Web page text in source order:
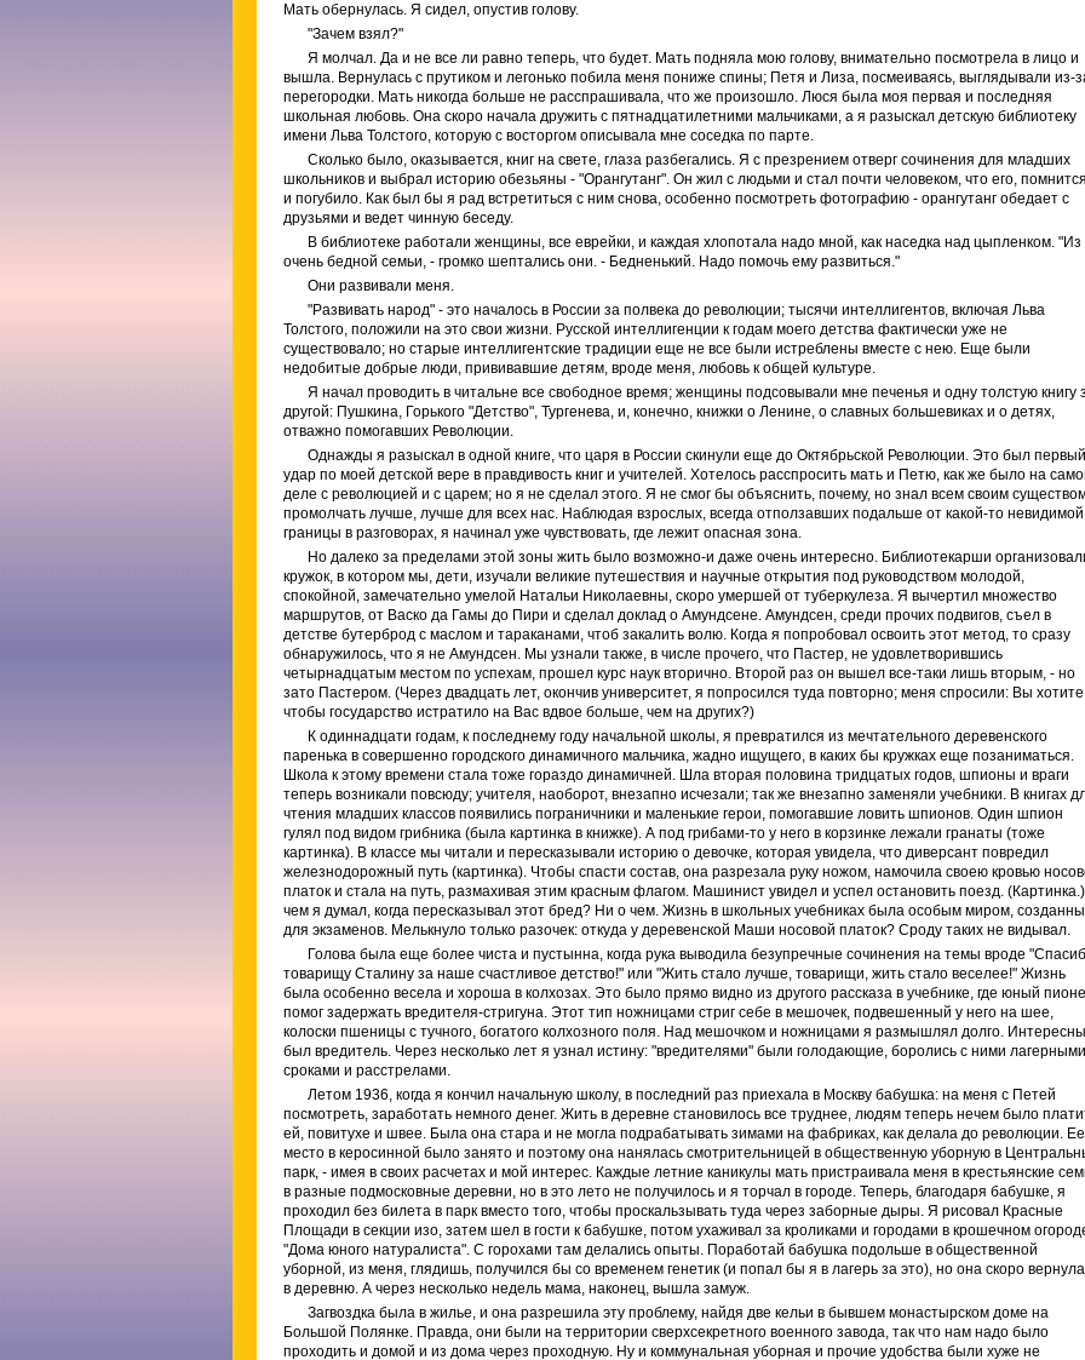
Мать обернулась. Я сидел, опустив голову.
"Зачем взял?"
Я молчал. Да и не все ли равно теперь, что будет. Мать подняла мою голову, внимательно посмотрела в лицо и
вышла. Вернулась с прутиком и легонько побила меня пониже спины; Петя и Лиза, посмеиваясь, выглядывали из-
перегородки. Мать никогда больше не расспрашивала, что же произошло. Люся была моя первая и последняя
школьная любовь. Она скоро начала дружить с пятнадцатилетними мальчиками, а я разыскал детскую библиотеку
имени Льва Толстого, которую с восторгом описывала мне соседка по парте.
Сколько было, оказывается, книг на свете, глаза разбегались. Я с презрением отверг сочинения для младших
школьников и выбрал историю обезьяны - "Орангутанг". Он жил с людьми и стал почти человеком, что его,
и погубило. Как был бы я рад встретиться с ним снова, особенно посмотреть фотографию - орангутанг обедает с
друзьями и ведет чинную беседу.
В библиотеке работали женщины, все еврейки, и каждая хлопотала надо мной, как наседка над цыпленком. "Из
очень бедной семьи, - громко шептались они. - Бедненький. Надо помочь ему развиться."
Они развивали меня.
"Развивать народ" - это началось в России за полвека до революции; тысячи интеллигентов, включая Льва
Толстого, положили на это свои жизни. Русской интеллигенции к годам моего детства фактически уже не
существовало; но старые интеллигентские традиции еще не все были истреблены вместе с нею. Еще были
недобитые добрые люди, прививавшие детям, вроде меня, любовь к общей культуре.
Я начал проводить в читальне все свободное время; женщины подсовывали мне печенья и одну толстую книгу
другой: Пушкина, Горького "Детство", Тургенева, и, конечно, книжки о Ленине, о славных большевиках и о детях,
отважно помогавших Революции.
Однажды я разыскал в одной книге, что царя в России скинули еще до Октябрьской Революции. Это был первый
удар по моей детской вере в правдивость книг и учителей. Хотелось расспросить мать и Петю, как же было на
деле с революцией и с царем; но я не сделал этого. Я не смог бы объяснить, почему, но знал всем своим
промолчать лучше, лучше для всех нас. Наблюдая взрослых, всегда отползавших подальше от какой-то невидимой
границы в разговорах, я начинал уже чувствовать, где лежит опасная зона.
Но далеко за пределами этой зоны жить было возможно-и даже очень интересно. Библиотекарши
кружок, в котором мы, дети, изучали великие путешествия и научные открытия под руководством молодой,
спокойной, замечательно умелой Натальи Николаевны, скоро умершей от туберкулеза. Я вычертил множество
маршрутов, от Васко да Гамы до Пири и сделал доклад о Амундсене. Амундсен, среди прочих подвигов, съел в
детстве бутерброд с маслом и тараканами, чтоб закалить волю. Когда я попробовал освоить этот метод, то сразу
обнаружилось, что я не Амундсен. Мы узнали также, в числе прочего, что Пастер, не удовлетворившись
четырнадцатым местом по успехам, прошел курс наук вторично. Второй раз он вышел все-таки лишь вторым, - но
зато Пастером. (Через двадцать лет, окончив университет, я попросился туда повторно; меня спросили: Вы
чтобы государство истратило на Вас вдвое больше, чем на других?)
К одиннадцати годам, к последнему году начальной школы, я превратился из мечтательного деревенского
паренька в совершенно городского динамичного мальчика, жадно ищущего, в каких бы кружках еще позаниматься.
Школа к этому времени стала тоже гораздо динамичней. Шла вторая половина тридцатых годов, шпионы и враги
теперь возникали повсюду; учителя, наоборот, внезапно исчезали; так же внезапно заменяли учебники. В книгах
чтения младших классов появились пограничники и маленькие герои, помогавшие ловить шпионов. Один шпион
гулял под видом грибника (была картинка в книжке). А под грибами-то у него в корзинке лежали гранаты (тоже
картинка). В классе мы читали и пересказывали историю о девочке, которая увидела, что диверсант повредил
железнодорожный путь (картинка). Чтобы спасти состав, она разрезала руку ножом, намочила своею кровью
платок и стала на путь, размахивая этим красным флагом. Машинист увидел и успел остановить поезд.
чем я думал, когда пересказывал этот бред? Ни о чем. Жизнь в школьных учебниках была особым миром,
для экзаменов. Мелькнуло только разочек: откуда у деревенской Маши носовой платок? Сроду таких не видывал.
Голова была еще более чиста и пустынна, когда рука выводила безупречные сочинения на темы вроде
товарищу Сталину за наше счастливое детство!" или "Жить стало лучше, товарищи, жить стало веселее!" Жизнь
была особенно весела и хороша в колхозах. Это было прямо видно из другого рассказа в учебнике, где юный
помог задержать вредителя-стригуна. Этот тип ножницами стриг себе в мешочек, подвешенный у него на шее,
колоски пшеницы с тучного, богатого колхозного поля. Над мешочком и ножницами я размышлял долго.
был вредитель. Через несколько лет я узнал истину: "вредителями" были голодающие, боролись с ними лагерными
сроками и расстрелами.
Летом 1936, когда я кончил начальную школу, в последний раз приехала в Москву бабушка: на меня с Петей
посмотреть, заработать немного денег. Жить в деревне становилось все труднее, людям теперь нечем было
ей, повитухе и швее. Была она стара и не могла подрабатывать зимами на фабриках, как делала до революции. Ее
место в керосинной было занято и поэтому она нанялась смотрительницей в общественную уборную в
парк, - имея в своих расчетах и мой интерес. Каждые летние каникулы мать пристраивала меня в крестьянские
в разные подмосковные деревни, но в это лето не получилось и я торчал в городе. Теперь, благодаря бабушке, я
проходил без билета в парк вместо того, чтобы проскальзывать туда через заборные дыры. Я рисовал Красные
Площади в секции изо, затем шел в гости к бабушке, потом ухаживал за кроликами и городами в крошечном
"Дома юного натуралиста". С горохами там делались опыты. Поработай бабушка подольше в общественной
уборной, из меня, глядишь, получился бы со временем генетик (и попал бы я в лагерь за это), но она скоро
в деревню. А через несколько недель мама, наконец, вышла замуж.
Загвоздка была в жилье, и она разрешила эту проблему, найдя две кельи в бывшем монастырском доме на
Большой Полянке. Правда, они были на территории сверхсекретного военного завода, так что нам надо было
проходить и домой и из дома через проходную. Ну и коммунальная уборная и прочие удобства были хуже не